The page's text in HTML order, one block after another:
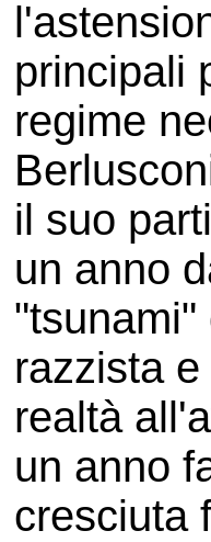
principali
regime
il suo
un anno
"tsunami"
razzista
realtà
un anno
cresciuta